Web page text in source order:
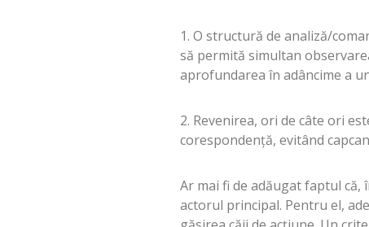
1. O structură de analiză/
să permită simultan
aprofundarea în adâncime a
2. Revenirea, ori de câte ori
corespondenţă, evitând
Ar mai fi de adăugat faptul
actorul principal. Pentru el,